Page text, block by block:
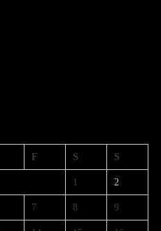
F S S
1 2
7 8 9